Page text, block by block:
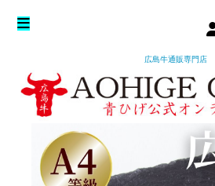
広島牛通販専門店